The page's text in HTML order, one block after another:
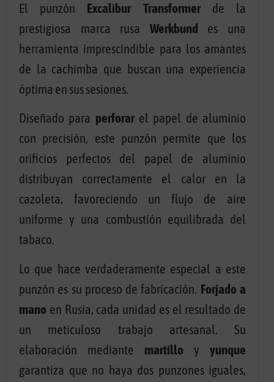
El punzón Excalibur Transformerde la
prestigiosa marca rusa Werkbund
es una
herramienta imprescindible para los amantes
de la cachimba que buscan una experiencia
óptima en sus sesiones.
Diseñado para perforarel papel de aluminio
con precisión, este punzón permite que los
orificios perfectos del papel de aluminio
distribuyan correctamente el calor en la
cazoleta, favoreciendo un flujo de aire
uniforme y una combustión equilibrada del
tabaco.
Lo que hace verdaderamente especial a este
punzón es su proceso de fabricación. Forjado a
mano en Rusia, cada unidad es el resultado de
un meticuloso trabajo artesanal. Su
elaboración mediante martillo y yunque
garantiza que no haya dos punzones iguales,